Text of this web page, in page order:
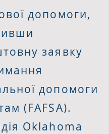
допомоги,
заявку
допомоги
(FAFSA).
Oklahoma